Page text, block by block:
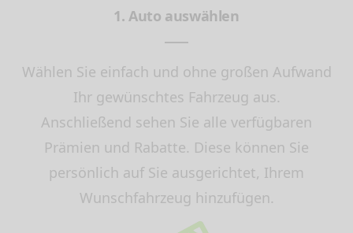
1. Auto auswählen
Wählen Sie einfach und ohne großen Aufwand
Ihr gewünschtes Fahrzeug aus.
Anschließend sehen Sie alle verfügbaren
Prämien und Rabatte. Diese können Sie
persönlich auf Sie ausgerichtet, Ihrem
Wunschfahrzeug hinzufügen.